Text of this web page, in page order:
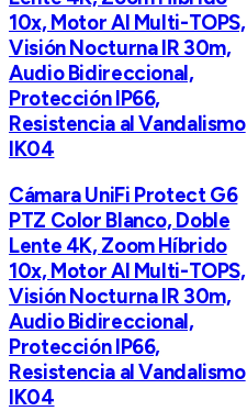
10x, Motor AI Multi-TOPS,
Visión Nocturna IR 30m,
Audio Bidireccional,
Protección IP66,
Resistencia al Vandalismo
IK04
Cámara UniFi Protect G6
PTZ Color Blanco, Doble
Lente 4K, Zoom Híbrido
10x, Motor AI Multi-TOPS,
Visión Nocturna IR 30m,
Audio Bidireccional,
Protección IP66,
Resistencia al Vandalismo
IK04